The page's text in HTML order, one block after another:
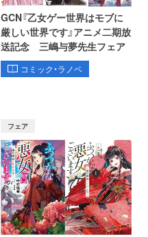
GCN『乙女ゲー世界はモブに
厳しい世界です』アニメ二期放
送記念 三嶋与夢先生フェア
コミック・ラノベ
フェア